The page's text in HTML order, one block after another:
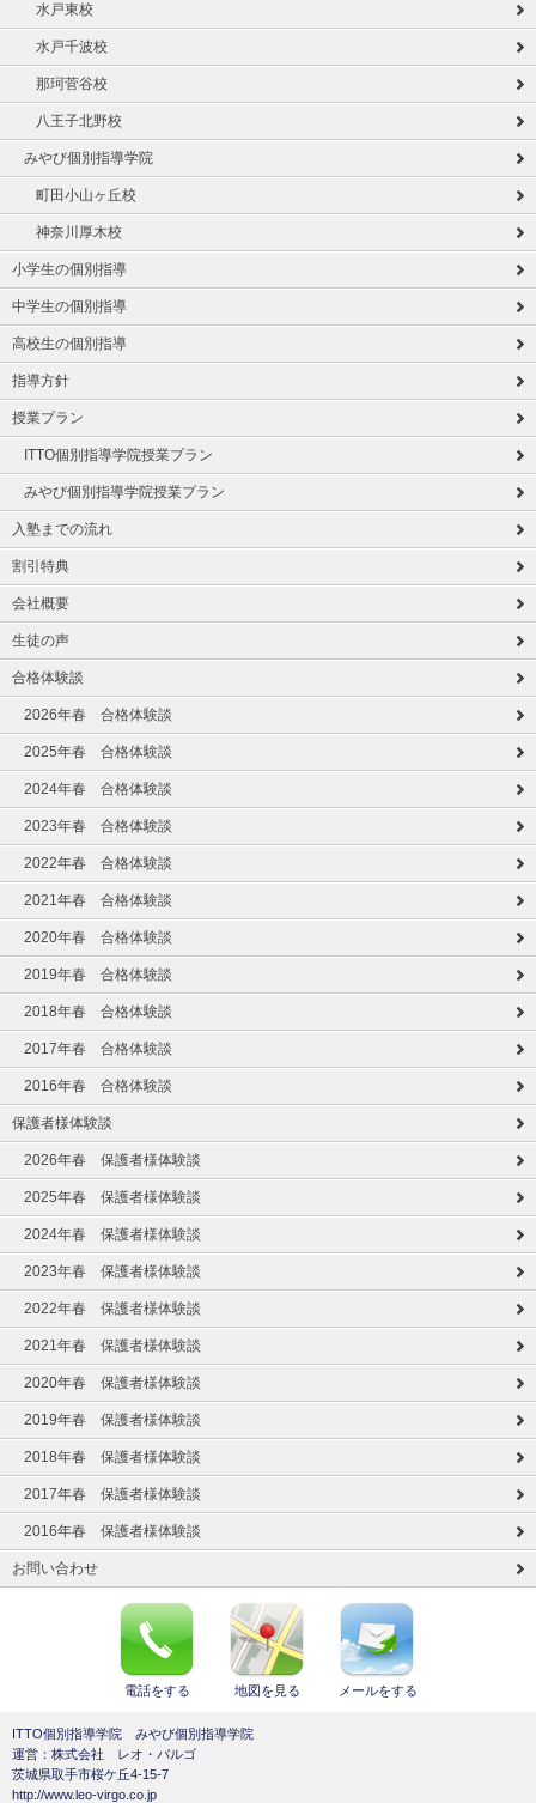
水戸東校
水戸千波校
那珂菅谷校
八王子北野校
みやび個別指導学院
町田小山ヶ丘校
神奈川厚木校
小学生の個別指導
中学生の個別指導
高校生の個別指導
指導方針
授業プラン
ITTO個別指導学院授業プラン
みやび個別指導学院授業プラン
入塾までの流れ
割引特典
会社概要
生徒の声
合格体験談
2026年春 合格体験談
2025年春 合格体験談
2024年春 合格体験談
2023年春 合格体験談
2022年春 合格体験談
2021年春 合格体験談
2020年春 合格体験談
2019年春 合格体験談
2018年春 合格体験談
2017年春 合格体験談
2016年春 合格体験談
保護者様体験談
2026年春 保護者様体験談
2025年春 保護者様体験談
2024年春 保護者様体験談
2023年春 保護者様体験談
2022年春 保護者様体験談
2021年春 保護者様体験談
2020年春 保護者様体験談
2019年春 保護者様体験談
2018年春 保護者様体験談
2017年春 保護者様体験談
2016年春 保護者様体験談
お問い合わせ
電話をする 地図を見る メールをする
ITTO個別指導学院 みやび個別指導学院
運営：株式会社 レオ・バルゴ
茨城県取手市桜ケ丘4-15-7
http://www.leo-virgo.co.jp